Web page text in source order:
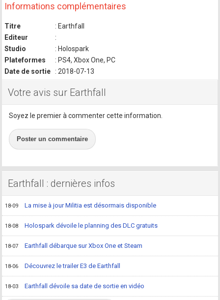
Informations complémentaires
Titre
: Earthfall
Editeur
:
Studio
: Holospark
Plateformes
: PS4, Xbox One, PC
Date de sortie
: 2018-07-13
Votre avis sur Earthfall
Soyez le premier à commenter cette information.
Poster un commentaire
Earthfall : dernières infos
18-09 La mise à jour Militia est désormais disponible
18-08 Holospark dévoile le planning des DLC gratuits
18-07 Earthfall débarque sur Xbox One et Steam
18-06 Découvrez le trailer E3 de Earthfall
18-03 Earthfall dévoile sa date de sortie en vidéo